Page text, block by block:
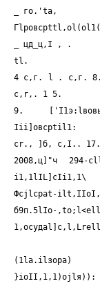
_ го.'tа,
_ цд_ц,I , .
tl.
4 с,г. l . с,г.
c,r,. 1 5.
9.
Iii]oвcptil1:
cr., ]б, c,I.. 17.
2008,ц]"ч
i1,1lIL]cIi1,1\
Фcjlcpat-
б9п.5lIо-